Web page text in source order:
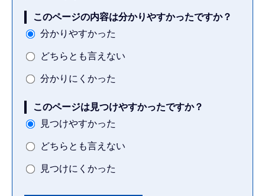
このページの内容は分かりやすかったですか？
分かりやすかった
どちらとも言えない
分かりにくかった
このページは見つけやすかったですか？
見つけやすかった
どちらとも言えない
見つけにくかった